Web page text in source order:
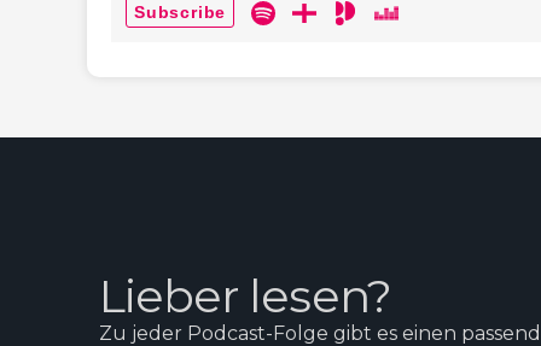
Lieber lesen?
Zu jeder Podcast-Folge gibt es einen